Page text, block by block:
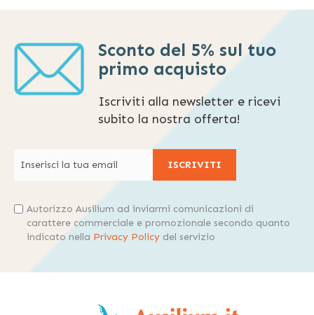
Sconto del 5% sul tuo
primo acquisto
Iscriviti alla newsletter e ricevi
subito la nostra offerta!
ISCRIVITI
Autorizzo Ausilium ad inviarmi comunicazioni di
carattere commerciale e promozionale secondo quanto
indicato nella Privacy Policy del servizio